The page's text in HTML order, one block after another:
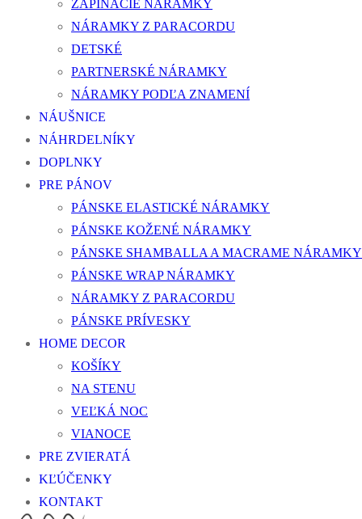
ZAPÍNACIE NÁRAMKY
NÁRAMKY Z PARACORDU
DETSKÉ
PARTNERSKÉ NÁRAMKY
NÁRAMKY PODĽA ZNAMENÍ
NÁUŠNICE
NÁHRDELNÍKY
DOPLNKY
PRE PÁNOV
PÁNSKE ELASTICKÉ NÁRAMKY
PÁNSKE KOŽENÉ NÁRAMKY
PÁNSKE SHAMBALLA A MACRAME NÁRAMKY
PÁNSKE WRAP NÁRAMKY
NÁRAMKY Z PARACORDU
PÁNSKE PRÍVESKY
HOME DECOR
KOŠÍKY
NA STENU
VEĽKÁ NOC
VIANOCE
PRE ZVIERATÁ
KĽÚČENKY
KONTAKT